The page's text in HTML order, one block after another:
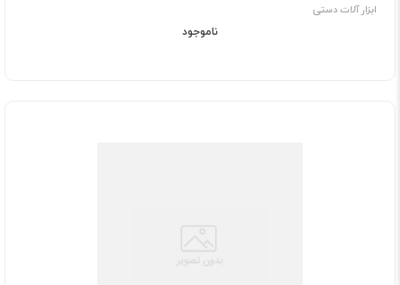
ابزار آلات دستی
ناموجود